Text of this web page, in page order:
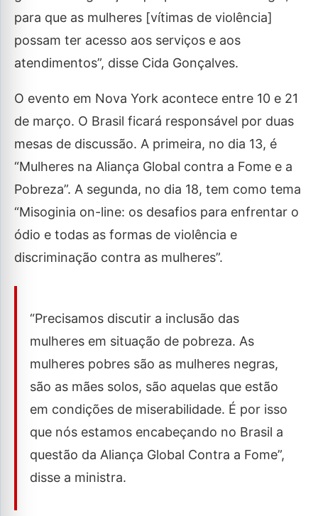
para que as mulheres [vítimas de violência]
possam ter acesso aos serviços e aos
atendimentos”, disse Cida Gonçalves.
O evento em Nova York acontece entre 10 e 21
de março. O Brasil ficará responsável por duas
mesas de discussão. A primeira, no dia 13, é
“Mulheres na Aliança Global contra a Fome e a
Pobreza”. A segunda, no dia 18, tem como tema
“Misoginia on-line: os desafios para enfrentar o
ódio e todas as formas de violência e
discriminação contra as mulheres”.
“Precisamos discutir a inclusão das
mulheres em situação de pobreza. As
mulheres pobres são as mulheres negras,
são as mães solos, são aquelas que estão
em condições de miserabilidade. É por isso
que nós estamos encabeçando no Brasil a
questão da Aliança Global Contra a Fome”,
disse a ministra.